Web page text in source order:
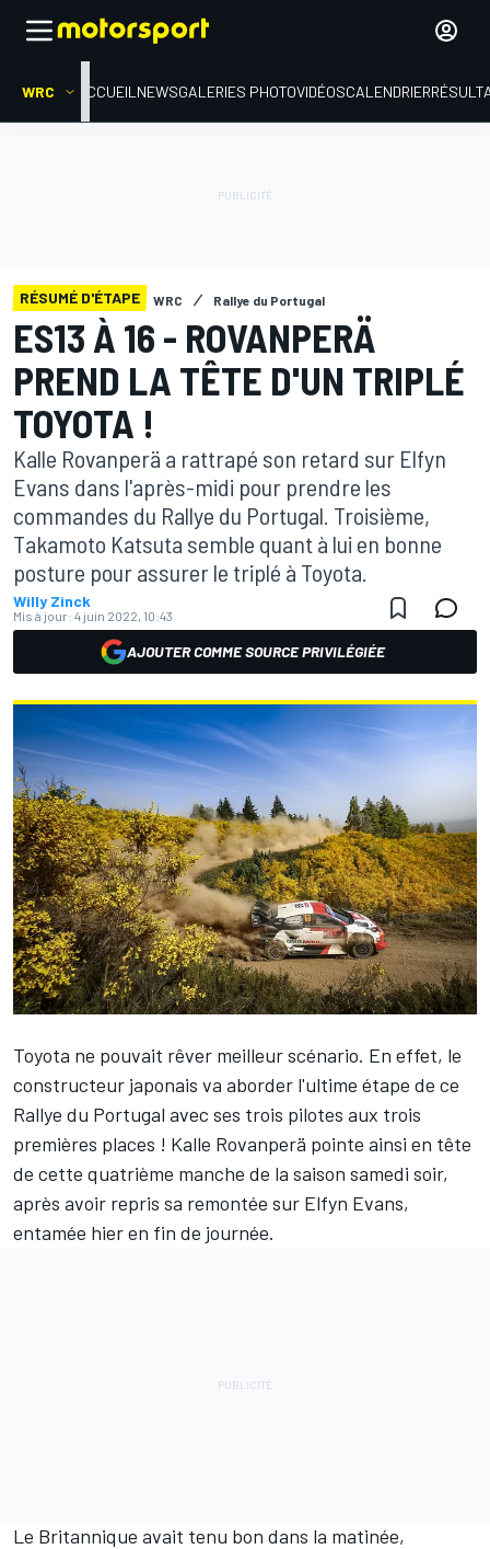
WRC ACCUEIL NEWSGALERIES PHOTOVIDÉOSCALENDRIER
RÉSUMÉ D'ÉTAPE WRC Rallye du Portugal
ES13 À 16 - ROVANPERÄ
PREND LA TÊTE D'UN TRIPLÉ
TOYOTA !
Kalle Rovanperä a rattrapé son retard sur Elfyn
Evans dans l'après-midi pour prendre les
commandes du Rallye du Portugal. Troisième,
Takamoto Katsuta semble quant à lui en bonne
posture pour assurer le triplé à Toyota.
Willy Zinck
Mis à jour: 4 juin 2022, 10:43
AJOUTER COMME SOURCE PRIVILÉGIÉE
Toyota ne pouvait rêver meilleur scénario. En effet, le
constructeur japonais va aborder l'ultime étape de ce
Rallye du Portugal avec ses trois pilotes aux trois
premières places ! Kalle Rovanperä pointe ainsi en tête
de cette quatrième manche de la saison samedi soir,
après avoir repris sa remontée sur Elfyn Evans,
entamée hier en fin de journée.
Le Britannique avait tenu bon dans la matinée,